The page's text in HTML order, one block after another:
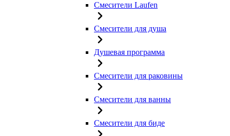
Смесители Laufen
Смесители для душа
Душевая программа
Смесители для раковины
Смесители для ванны
Смесители для биде